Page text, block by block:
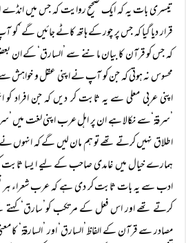
تیسری بات یہ کہ ایک صحیح روایت کہ جس میں انڈے
قرار دیا گیا کہ جس پر چور کے ہاتھ کاٹے جائیں گے
کہ جس کو قرآن کا بیان ماننے سے ’السارق‘ کے ان
محسوس نہ ہوتی کہ جن کو آپ نے اپنی عقل و خواہش
اپنی عربی معلی سے یہ ثابت کر دیں کہ جن افراد کو
’سرقۃ‘سے نکالا ہے ان پر اہل عرب اپنی لغت میں
اطلاق نہیں کرتے تھے تو ہم مان لیں گے کہ انہوں
ہمارے خیال میں غامدی صاحب کے لیے ا یسا ثابت
ادب سے یہ بات ثابت کر دی ہے کہ عرب شعراء ہر
کرتے تھے اور اس فعل کے مرتکب کو’سارق‘ کہتے
مصادر سے قرآن کے الفاظ’السارق‘ اور ’السارقۃ‘ کا